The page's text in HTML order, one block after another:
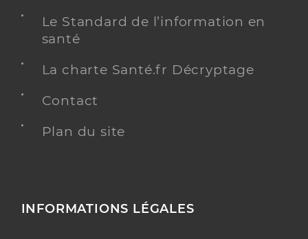
Le Standard de l’information en
santé
La charte Santé.fr Décryptage
Contact
Plan du site
INFORMATIONS LÉGALES